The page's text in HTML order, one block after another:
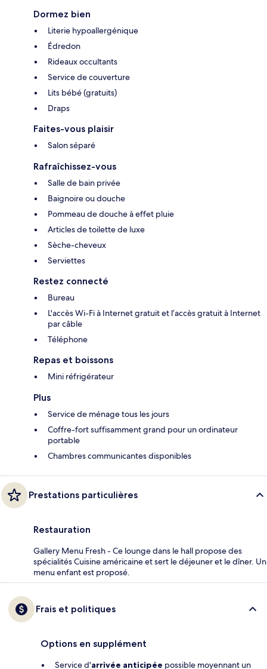
Dormez bien
Literie hypoallergénique
Édredon
Rideaux occultants
Service de couverture
Lits bébé (gratuits)
Draps
Faites-vous plaisir
Salon séparé
Rafraîchissez-vous
Salle de bain privée
Baignoire ou douche
Pommeau de douche à effet pluie
Articles de toilette de luxe
Sèche-cheveux
Serviettes
Restez connecté
Bureau
L'accès Wi-Fi à Internet gratuit et l’accès gratuit à Internet
par câble
Téléphone
Repas et boissons
Mini réfrigérateur
Plus
Service de ménage tous les jours
Coffre-fort suffisamment grand pour un ordinateur
portable
Chambres communicantes disponibles
Prestations particulières
Restauration
Gallery Menu Fresh - Ce lounge dans le hall propose des
spécialités Cuisine américaine et sert le déjeuner et le dîner. Un
menu enfant est proposé.
Frais et politiques
Options en supplément
Service d'arrivée anticipée possible moyennant un